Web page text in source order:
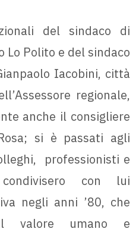
del sindaco di
Lo Polito e del sindaco
Iacobini, città
regionale,
anche il consigliere
si è passati agli
professionisti e
con lui
negli anni ’80, che
valore umano e